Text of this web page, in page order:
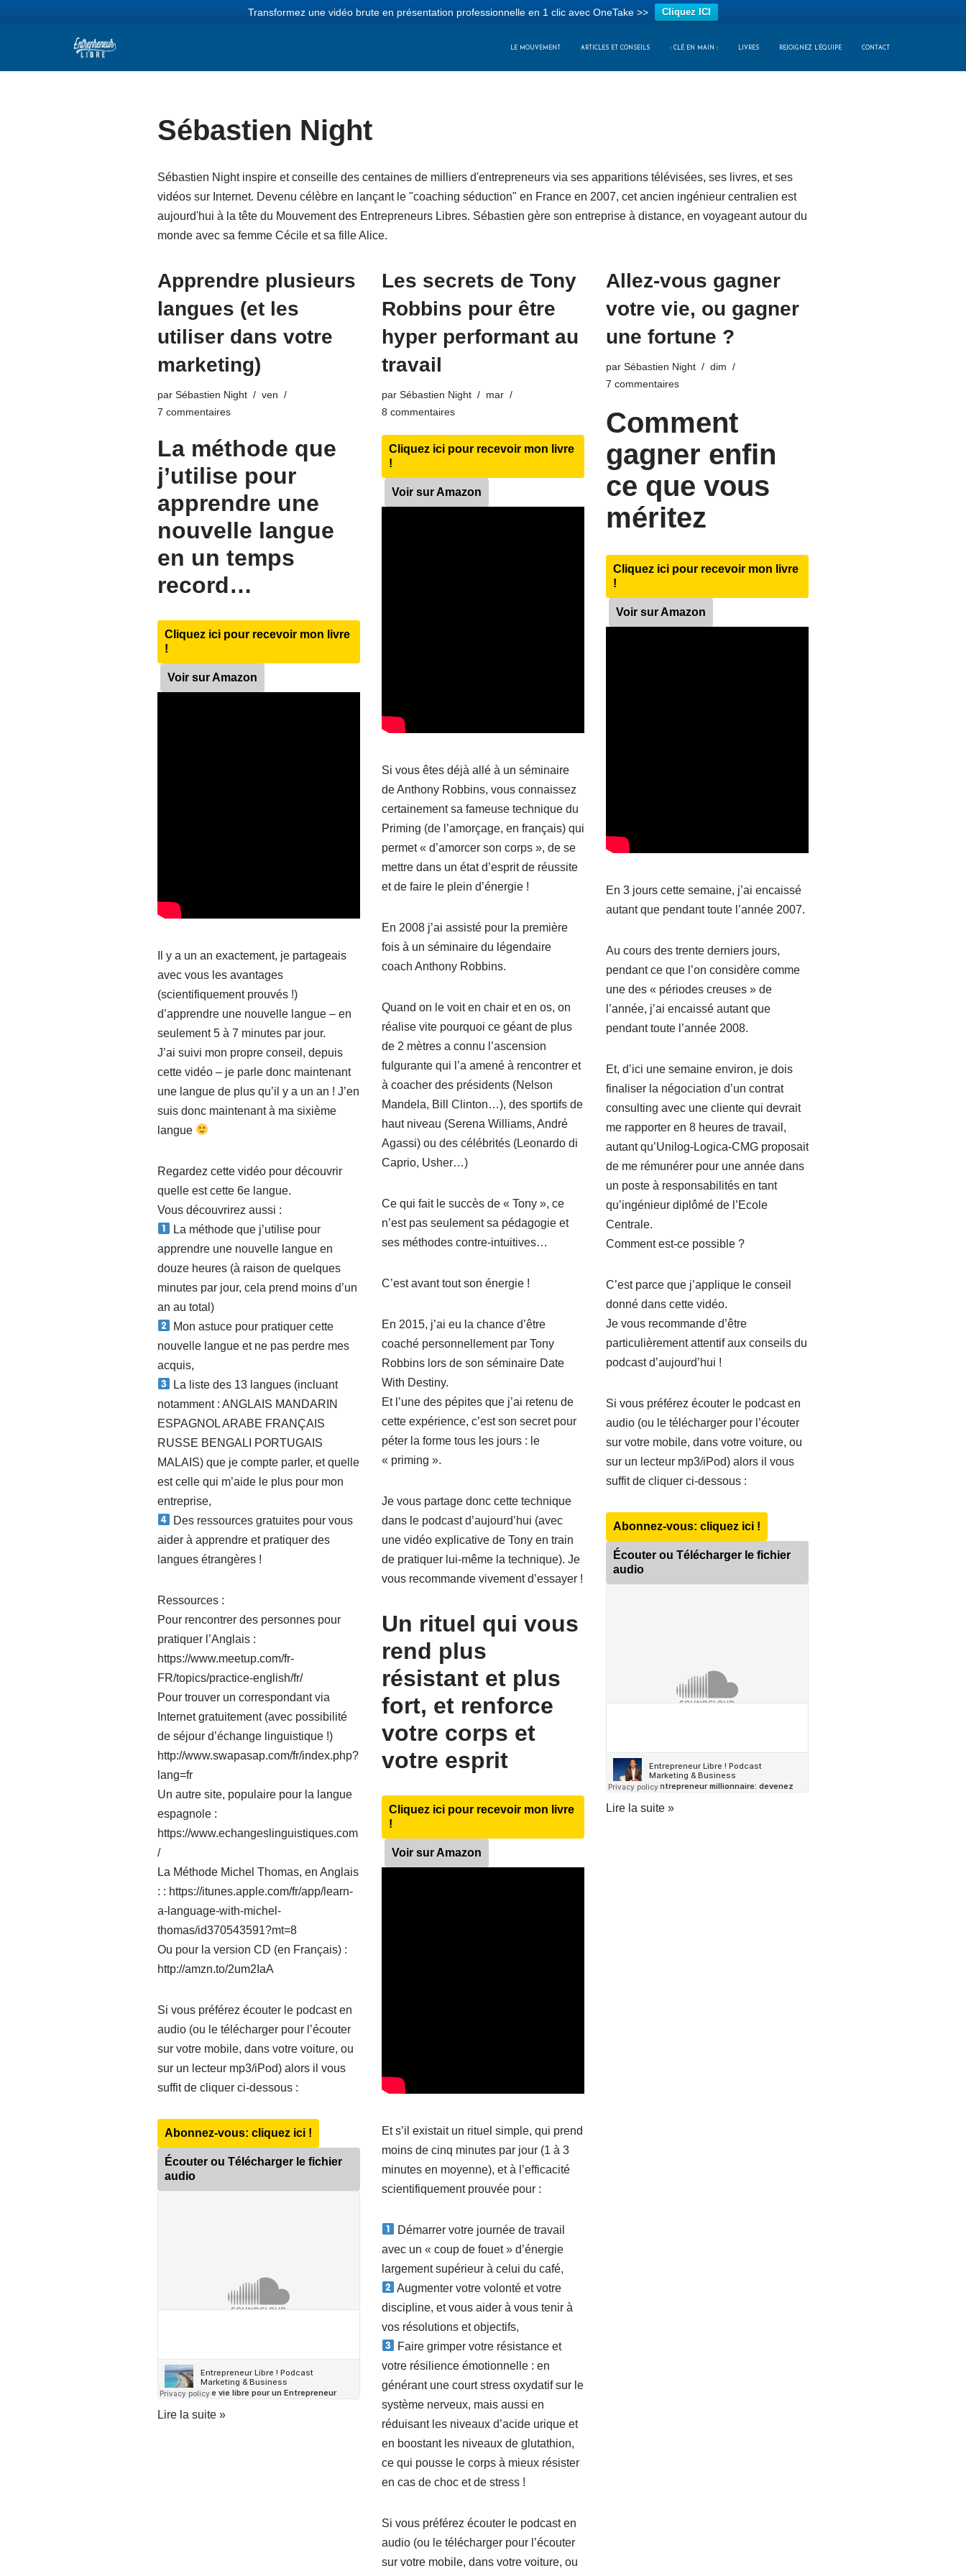
Transformez une vidéo brute en présentation professionnelle en 1 clic avec OneTake >> Cliquez ICI
LE MOUVEMENT ARTICLES ET CONSEILS :: CLÉ EN MAIN :: LIVRES REJOIGNEZ L’ÉQUIPE CONTACT
Sébastien Night
Sébastien Night inspire et conseille des centaines de milliers d'entrepreneurs via ses apparitions télévisées, ses livres, et ses
vidéos sur Internet. Devenu célèbre en lançant le "coaching séduction" en France en 2007, cet ancien ingénieur centralien est
aujourd'hui à la tête du Mouvement des Entrepreneurs Libres. Sébastien gère son entreprise à distance, en voyageant autour du
monde avec sa femme Cécile et sa fille Alice.
Apprendre plusieurs
langues (et les
utiliser dans votre
marketing)
par Sébastien Night
ven
7 commentaires
La méthode que
j’utilise pour
apprendre une
nouvelle langue
en un temps
record…
Cliquez ici pour recevoir mon livre
!
Voir sur Amazon
Il y a un an exactement, je partageais
avec vous les avantages
(scientifiquement prouvés !)
d’apprendre une nouvelle langue – en
seulement 5 à 7 minutes par jour.
J’ai suivi mon propre conseil, depuis
cette vidéo – je parle donc maintenant
une langue de plus qu’il y a un an ! J’en
suis donc maintenant à ma sixième
langue
Regardez cette vidéo pour découvrir
quelle est cette 6e langue.
Vous découvrirez aussi :
La méthode que j’utilise pour
apprendre une nouvelle langue en
douze heures (à raison de quelques
minutes par jour, cela prend moins d’un
an au total)
Mon astuce pour pratiquer cette
nouvelle langue et ne pas perdre mes
acquis,
La liste des 13 langues (incluant
notamment : ANGLAIS MANDARIN
ESPAGNOL ARABE FRANÇAIS
RUSSE BENGALI PORTUGAIS
MALAIS) que je compte parler, et quelle
est celle qui m’aide le plus pour mon
entreprise,
Des ressources gratuites pour vous
aider à apprendre et pratiquer des
langues étrangères !
Ressources :
Pour rencontrer des personnes pour
pratiquer l’Anglais :
https://www.meetup.com/fr-
FR/topics/practice-english/fr/
Pour trouver un correspondant via
Internet gratuitement (avec possibilité
de séjour d’échange linguistique !)
http://www.swapasap.com/fr/index.php?
lang=fr
Un autre site, populaire pour la langue
espagnole :
https://www.echangeslinguistiques.com
/
La Méthode Michel Thomas, en Anglais
: : https://itunes.apple.com/fr/app/learn-
a-language-with-michel-
thomas/id370543591?mt=8
Ou pour la version CD (en Français) :
http://amzn.to/2um2IaA
Si vous préférez écouter le podcast en
audio (ou le télécharger pour l’écouter
sur votre mobile, dans votre voiture, ou
sur un lecteur mp3/iPod) alors il vous
suffit de cliquer ci-dessous :
Abonnez-vous: cliquez ici !
Écouter ou Télécharger le fichier
audio
Lire la suite »
Les secrets de Tony
Robbins pour être
hyper performant au
travail
par Sébastien Night
mar
8 commentaires
Cliquez ici pour recevoir mon livre
!
Voir sur Amazon
Si vous êtes déjà allé à un séminaire
de Anthony Robbins, vous connaissez
certainement sa fameuse technique du
Priming (de l’amorçage, en français) qui
permet « d’amorcer son corps », de se
mettre dans un état d’esprit de réussite
et de faire le plein d’énergie !
En 2008 j’ai assisté pour la première
fois à un séminaire du légendaire
coach Anthony Robbins.
Quand on le voit en chair et en os, on
réalise vite pourquoi ce géant de plus
de 2 mètres a connu l’ascension
fulgurante qui l’a amené à rencontrer et
à coacher des présidents (Nelson
Mandela, Bill Clinton…), des sportifs de
haut niveau (Serena Williams, André
Agassi) ou des célébrités (Leonardo di
Caprio, Usher…)
Ce qui fait le succès de « Tony », ce
n’est pas seulement sa pédagogie et
ses méthodes contre-intuitives…
C’est avant tout son énergie !
En 2015, j’ai eu la chance d’être
coaché personnellement par Tony
Robbins lors de son séminaire Date
With Destiny.
Et l’une des pépites que j’ai retenu de
cette expérience, c’est son secret pour
péter la forme tous les jours : le
« priming ».
Je vous partage donc cette technique
dans le podcast d’aujourd’hui (avec
une vidéo explicative de Tony en train
de pratiquer lui-même la technique). Je
vous recommande vivement d’essayer !
Un rituel qui vous
rend plus
résistant et plus
fort, et renforce
votre corps et
votre esprit
Cliquez ici pour recevoir mon livre
!
Voir sur Amazon
Et s’il existait un rituel simple, qui prend
moins de cinq minutes par jour (1 à 3
minutes en moyenne), et à l’efficacité
scientifiquement prouvée pour :
Démarrer votre journée de travail
avec un « coup de fouet » d’énergie
largement supérieur à celui du café,
Augmenter votre volonté et votre
discipline, et vous aider à vous tenir à
vos résolutions et objectifs,
Faire grimper votre résistance et
votre résilience émotionnelle : en
générant une court stress oxydatif sur le
système nerveux, mais aussi en
réduisant les niveaux d’acide urique et
en boostant les niveaux de glutathion,
ce qui pousse le corps à mieux résister
en cas de choc et de stress !
Si vous préférez écouter le podcast en
audio (ou le télécharger pour l’écouter
sur votre mobile, dans votre voiture, ou
Allez-vous gagner
votre vie, ou gagner
une fortune ?
par Sébastien Night
dim
7 commentaires
Comment
gagner enfin
ce que vous
méritez
Cliquez ici pour recevoir mon livre
!
Voir sur Amazon
En 3 jours cette semaine, j’ai encaissé
autant que pendant toute l’année 2007.
Au cours des trente derniers jours,
pendant ce que l’on considère comme
une des « périodes creuses » de
l’année, j’ai encaissé autant que
pendant toute l’année 2008.
Et, d’ici une semaine environ, je dois
finaliser la négociation d’un contrat
consulting avec une cliente qui devrait
me rapporter en 8 heures de travail,
autant qu’Unilog-Logica-CMG proposait
de me rémunérer pour une année dans
un poste à responsabilités en tant
qu’ingénieur diplômé de l’Ecole
Centrale.
Comment est-ce possible ?
C’est parce que j’applique le conseil
donné dans cette vidéo.
Je vous recommande d’être
particulièrement attentif aux conseils du
podcast d’aujourd’hui !
Si vous préférez écouter le podcast en
audio (ou le télécharger pour l’écouter
sur votre mobile, dans votre voiture, ou
sur un lecteur mp3/iPod) alors il vous
suffit de cliquer ci-dessous :
Abonnez-vous: cliquez ici !
Écouter ou Télécharger le fichier
audio
Lire la suite »